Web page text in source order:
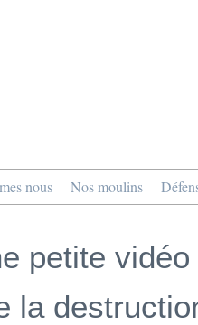
nous Nos moulins
petite
la